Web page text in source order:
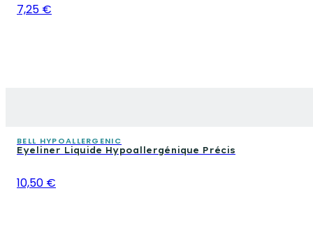
7,25 €
BELL HYPOALLERGENIC
Eyeliner Liquide Hypoallergénique Précis
10,50 €